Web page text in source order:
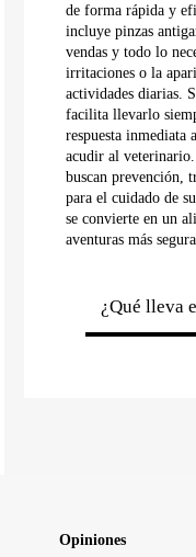
de forma rápida y
incluye pinzas
vendas y todo lo
irritaciones o la
actividades diarias.
facilita llevarlo
respuesta inmediata
acudir al veterinario.
buscan prevención,
para el cuidado de
se convierte en un
aventuras más
¿Qué lleva
Opiniones